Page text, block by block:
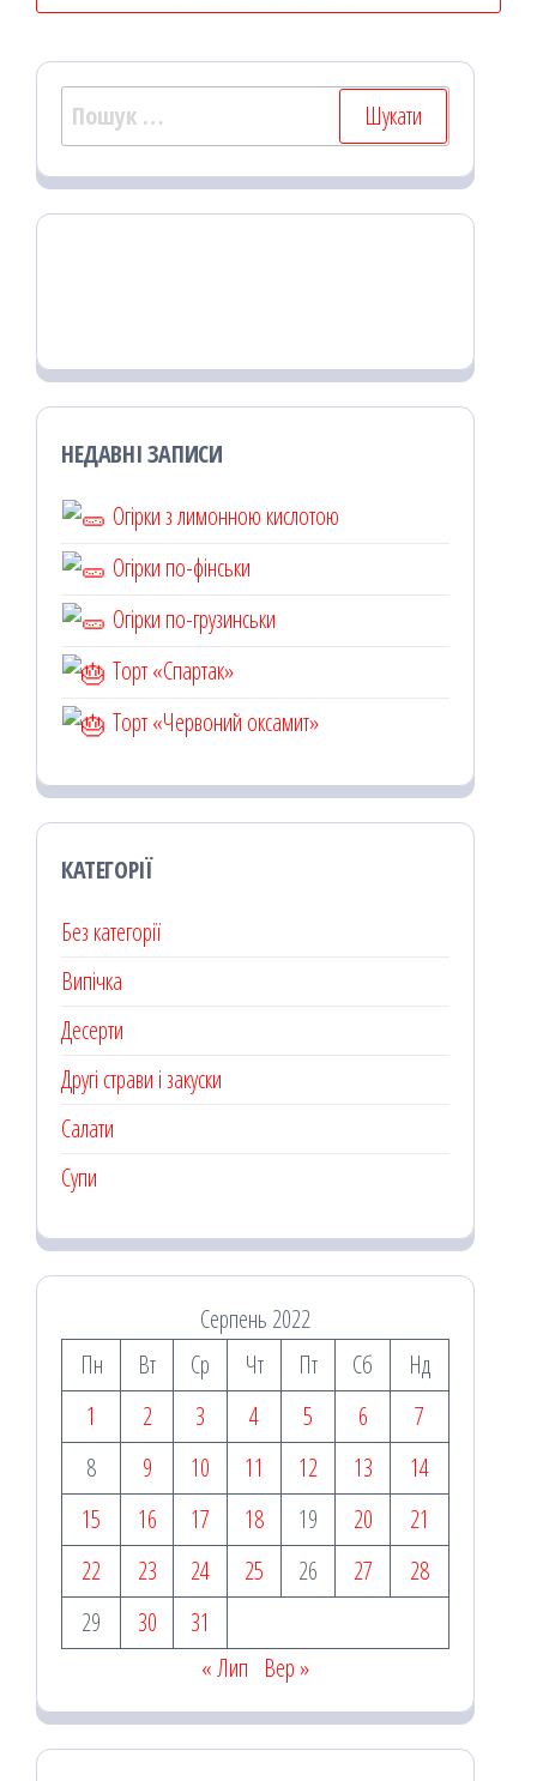
Пошук:
НЕДАВНІ ЗАПИСИ
Огірки з лимонною кислотою
Огірки по-фінськи
Огірки по-грузинськи
Торт «Спартак»
Торт «Червоний оксамит»
КАТЕГОРІЇ
Без категорії
Випічка
Десерти
Другі страви і закуски
Салати
Супи
Серпень 2022
Пн
Вт Ср Чт Пт Сб
Нд
1
2 3 4 5 6
7
8
9 10 11 12 13
14
15
16 17 18 19 20
21
22
23 24 25 26 27
28
29
30
31
« Лип Вер »